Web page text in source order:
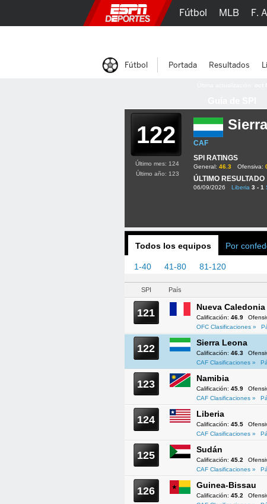
122
CAF
SPI RATINGS
General: 46.3 Ofensiva:
ÚLTIMO RESULTADO
06/09/2026 Liberia 3 - 1
Último mes: 124
Último año: 123
Todos los equipos Por
1-40 41-80 81-120
SPI
País
121 Nueva Caledonia
Calificación: 46.9
OFC Clasificaciones »
122 Sierra Leona
Calificación: 46.3
CAF Clasificaciones »
123 Namibia
Calificación: 45.9
CAF Clasificaciones »
124 Liberia
Calificación: 45.5
CAF Clasificaciones »
125 Sudán
Calificación: 45.2
CAF Clasificaciones »
126 Guinea-Bissau
Calificación: 45.2
Fútbol MLB F.
Fútbol Portada Resultados